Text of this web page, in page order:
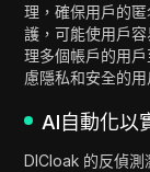
理，確保用戶的
護，可能使用戶
理多個帳戶的用
慮隱私和安全的用
AI自動化以
DICloak 的反偵